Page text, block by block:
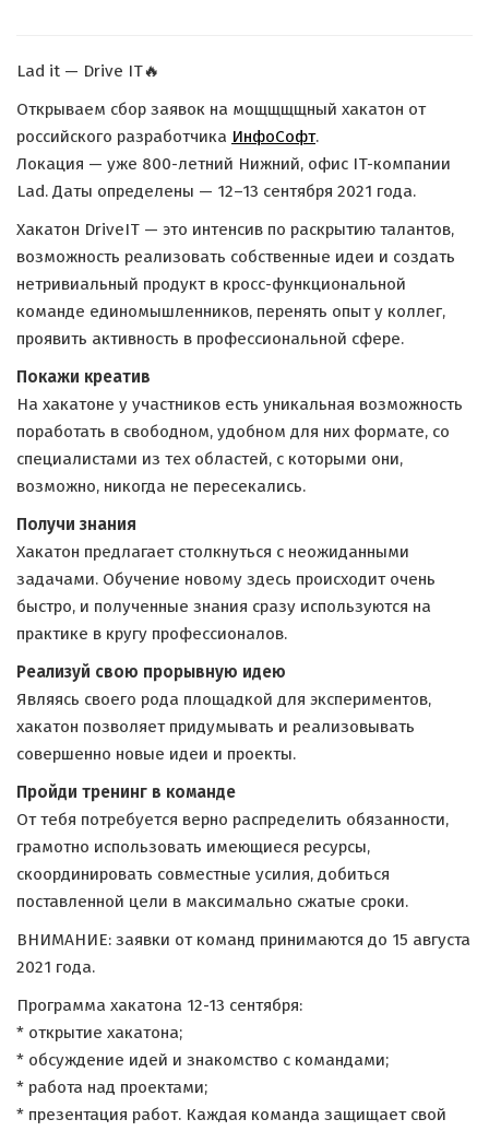
Lad it — Drive IT🔥
Открываем сбор заявок на мощщщщный хакатон от
российского разработчика ИнфоСофт.
Локация — уже 800-летний Нижний, офис IT-компании
Lad. Даты определены — 12–13 сентября 2021 года.
Хакатон DriveIT — это интенсив по раскрытию талантов,
возможность реализовать собственные идеи и создать
нетривиальный продукт в кросс-функциональной
команде единомышленников, перенять опыт у коллег,
проявить активность в профессиональной сфере.
Покажи креатив
На хакатоне у участников есть уникальная возможность
поработать в свободном, удобном для них формате, со
специалистами из тех областей, с которыми они,
возможно, никогда не пересекались.
Получи знания
Хакатон предлагает столкнуться с неожиданными
задачами. Обучение новому здесь происходит очень
быстро, и полученные знания сразу используются на
практике в кругу профессионалов.
Реализуй свою прорывную идею
Являясь своего рода площадкой для экспериментов,
хакатон позволяет придумывать и реализовывать
совершенно новые идеи и проекты.
Пройди тренинг в команде
От тебя потребуется верно распределить обязанности,
грамотно использовать имеющиеся ресурсы,
скоординировать совместные усилия, добиться
поставленной цели в максимально сжатые сроки.
ВНИМАНИЕ: заявки от команд принимаются до 15 августа
2021 года.
Программа хакатона 12-13 сентября:
* открытие хакатона;
* обсуждение идей и знакомство с командами;
* работа над проектами;
* презентация работ. Каждая команда защищает свой